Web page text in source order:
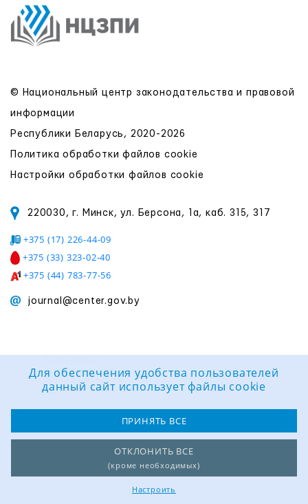
© Национальный центр законодательства и правовой
информации
Республики Беларусь, 2020-2026
Политика обработки файлов cookie
Настройки обработки файлов cookie
220030, г. Минск, ул. Берсона, 1а, каб. 315, 317
+375 (17) 226-44-09
+375 (33) 323-02-40
+375 (44) 783-77-56
journal@center.gov.by
поддержка сайта:
Группа компаний
«ЦВР «ОКТЯБРЬСКИЙ»
Для обеспечения удобства пользователей
данный сайт использует файлы cookie
ПРИНЯТЬ ВСЕ
ОТКЛОНИТЬ ВСЕ
(кроме необходимых)
Настроить